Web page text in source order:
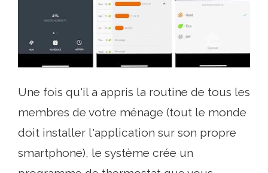
Une fois qu'il a appris la routine de tous les
membres de votre ménage (tout le monde
doit installer l'application sur son propre
smartphone), le système crée un